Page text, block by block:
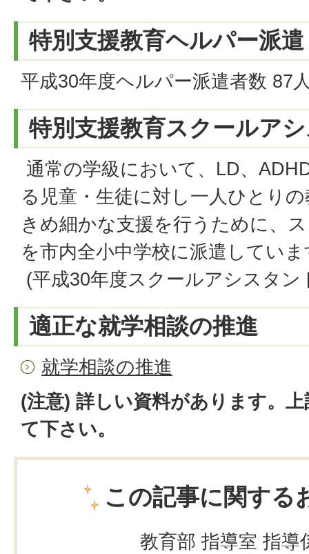
特別支援教育ヘルパー派遣
平成30年度ヘルパー派遣者数 87
特別支援教育スクールア
通常の学級において、LD、
る児童・生徒に対し一人ひとり
きめ細かな支援を行うために、
を市内全小中学校に派遣してい
(平成30年度スクールアシスタン
適正な就学相談の推進
就学相談の推進
(注意) 詳しい資料があります。
て下さい。
この記事に関する
教育部 指導室 指導